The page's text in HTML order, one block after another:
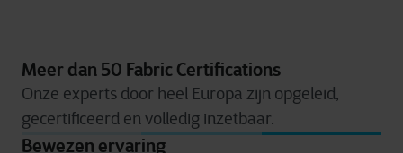
Meer dan 50 Fabric Certifications
Onze experts door heel Europa zijn opgeleid,
gecertificeerd en volledig inzetbaar.
Bewezen ervaring